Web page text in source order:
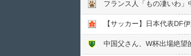
【サッカー】日本代表DF
中国父さん、W杯出場絶望